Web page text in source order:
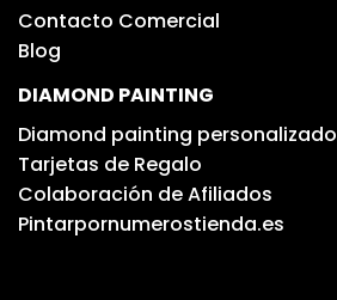
Contacto Comercial
Blog
DIAMOND PAINTING
Diamond painting personalizado
Tarjetas de Regalo
Colaboración de Afiliados
Pintarpornumerostienda.es